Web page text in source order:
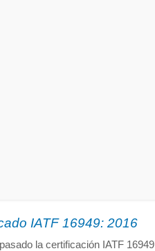
IATF 16949: 2016
la certificación IATF